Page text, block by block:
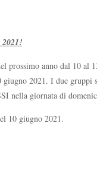
2021!
prossimo anno dal 10 al
2021. I due gruppi
nella giornata di
10 giugno 2021.